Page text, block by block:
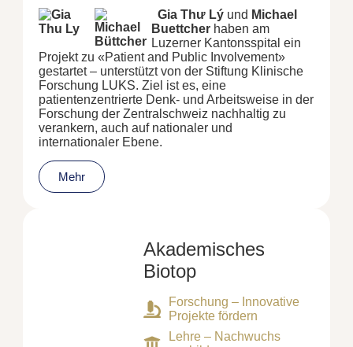
Gia Thư Lý und Michael
Buettcher haben am
Luzerner Kantonsspital ein
Projekt zu «Patient and Public Involvement»
gestartet – unterstützt von der Stiftung Klinische
Forschung LUKS. Ziel ist es, eine
patientenzentrierte Denk- und Arbeitsweise in der
Forschung der Zentralschweiz nachhaltig zu
verankern, auch auf nationaler und
internationaler Ebene.
Mehr
Akademisches
Biotop
Forschung – Innovative
Projekte fördern
Lehre – Nachwuchs